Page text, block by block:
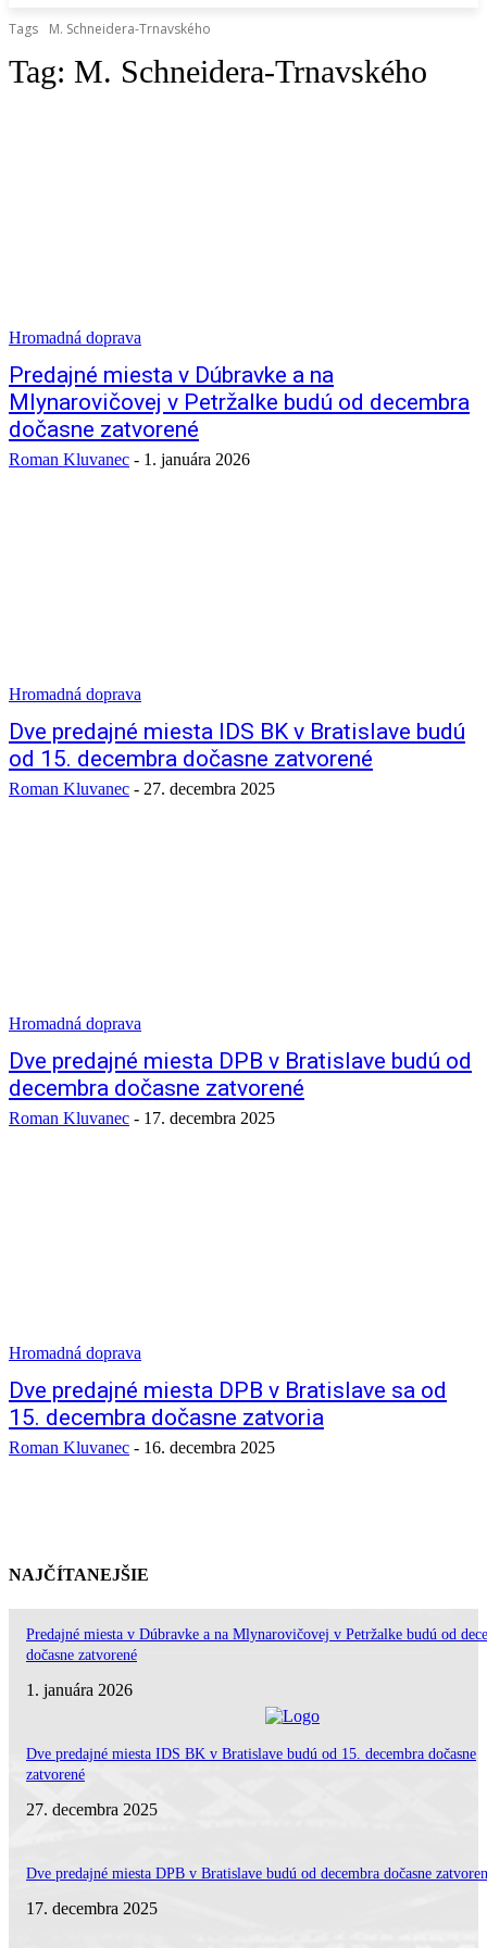
Tags M. Schneidera-Trnavského
Tag: M. Schneidera-Trnavského
Hromadná doprava
Predajné miesta v Dúbravke a na
Mlynarovičovej v Petržalke budú od decembra
dočasne zatvorené
Roman Kluvanec - 1. januára 2026
Hromadná doprava
Dve predajné miesta IDS BK v Bratislave budú
od 15. decembra dočasne zatvorené
Roman Kluvanec - 27. decembra 2025
Hromadná doprava
Dve predajné miesta DPB v Bratislave budú od
decembra dočasne zatvorené
Roman Kluvanec - 17. decembra 2025
Hromadná doprava
Dve predajné miesta DPB v Bratislave sa od
15. decembra dočasne zatvoria
Roman Kluvanec - 16. decembra 2025
NAJČÍTANEJŠIE
Predajné miesta v Dúbravke a na Mlynarovičovej v Petržalke budú od
dočasne zatvorené
1. januára 2026
Dve predajné miesta IDS BK v Bratislave budú od 15. decembra dočasne
zatvorené
27. decembra 2025
Dve predajné miesta DPB v Bratislave budú od decembra dočasne
17. decembra 2025